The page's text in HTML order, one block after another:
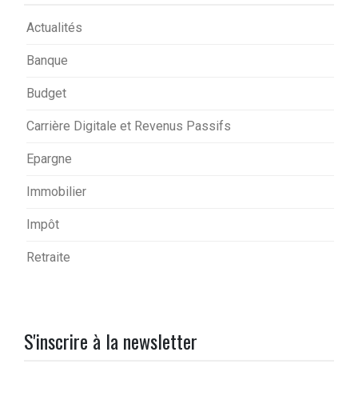
Actualités
Banque
Budget
Carrière Digitale et Revenus Passifs
Epargne
Immobilier
Impôt
Retraite
S'inscrire à la newsletter